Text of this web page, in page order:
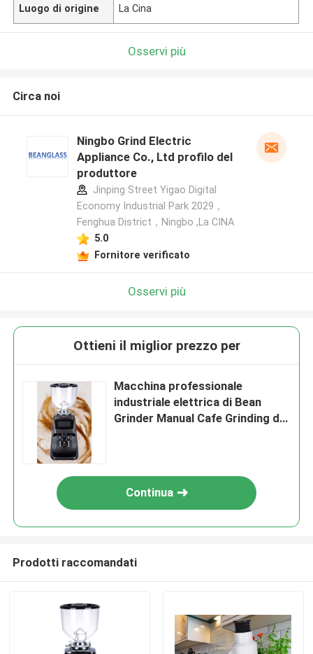
Luogo di origine La Cina
Osservi più
Circa noi
Ningbo Grind Electric
Appliance Co., Ltd profilo del
produttore
Jinping Street Yigao Digital
Economy Industrial Park 2029，
Fenghua District，Ningbo ,La CINA
5.0
Fornitore verificato
Osservi più
Ottieni il miglior prezzo per
Macchina professionale
industriale elettrica di Bean
Grinder Manual Cafe Grinding del
Continua
Prodotti raccomandati